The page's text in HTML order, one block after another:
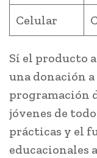
Celular
Sí el producto
una donación
programación
jóvenes de
prácticas y el
educacionales